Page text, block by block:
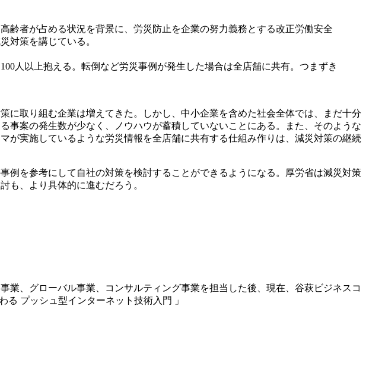
齢者が占める状況を背景に、労災防止を企業の努力義務とする改正労働安全
対策を講じている。
人以上抱える。転倒など労災事例が発生した場合は全店舗に共有。つまずき
取り組む企業は増えてきた。しかし、中小企業を含めた社会全体では、まだ十分
案の発生数が少なく、ノウハウが蓄積していないことにある。また、そのような
実施しているような労災情報を全店舗に共有する仕組み作りは、減災対策の継続
例を参考にして自社の対策を検討することができるようになる。厚労省は減災対策
も、より具体的に進むだろう。
業、グローバル事業、コンサルティング事業を担当した後、現在、谷萩ビジネスコ
プッシュ型インターネット技術入門 」